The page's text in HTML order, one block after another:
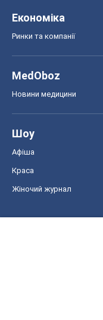
Економіка
Ринки та компанії
MedOboz
Новини медицини
Шоу
Афіша
Краса
Жіночий журнал